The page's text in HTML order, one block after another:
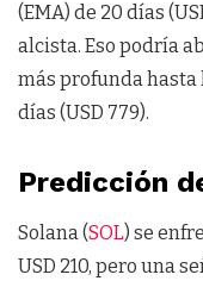
(EMA) de 20 días
alcista. Eso podría
más profunda hasta
días (USD 779).
Predicción
Solana (SOL) se
USD 210, pero una